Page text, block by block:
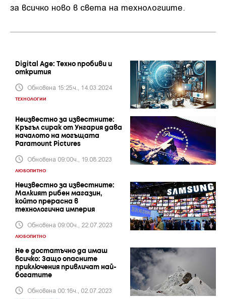
за всичко ново в света на технологиите.
Digital Age: Техно пробиви и
открития
Обновена 15:25ч., 14.03.2024
ТЕХНОЛОГИИ
Неизвестно за известните:
Кръгъл сирак от Унгария дава
началото на могъщата
Paramount Pictures
Обновена 09:00ч., 19.08.2023
ЛЮБОПИТНО
Неизвестно за известните:
Малкият рибен магазин,
който прерасна в
технологична империя
Обновена 09:00ч., 22.07.2023
ЛЮБОПИТНО
Не е достатъчно да имаш
всичко: Защо опасните
приключения привличат най-
богатите
Обновена 00:16ч., 02.07.2023